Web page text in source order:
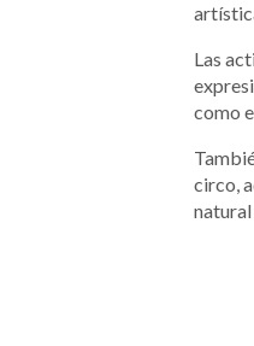
Las
como
circo,
natural